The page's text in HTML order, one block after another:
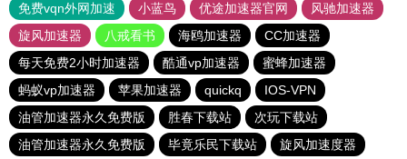
免费vqn外网加速
小蓝鸟 优途加速器官网
风驰加速器
旋风加速器
八戒看书 海鸥加速器
CC加速器
每天免费2小时加速器
酷通vp加速器
蜜蜂加速器
蚂蚁vp加速器
苹果加速器 quickq
IOS-VPN
油管加速器永久免费版
胜春下载站
次玩下载站
油管加速器永久免费版
毕竟乐民下载站
旋风加速度器